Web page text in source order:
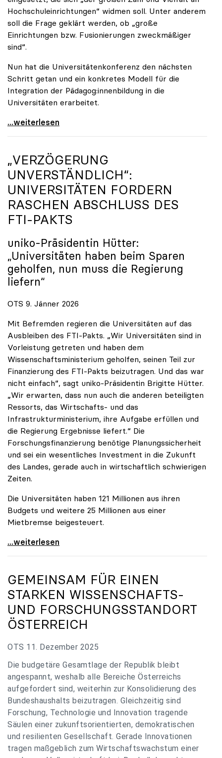
Hochschuleinrichtungen“ widmen soll. Unter anderem
soll die Frage geklärt werden, ob „große
Einrichtungen bzw. Fusionierungen zweckmäßiger
sind“.
Nun hat die Universitätenkonferenz den nächsten
Schritt getan und ein konkretes Modell für die
Integration der Pädagog:innenbildung in die
Universitäten erarbeitet.
Schools of Education an den Universitäten: Für
...weiterlesen
„VERZÖGERUNG
UNVERSTÄNDLICH“:
UNIVERSITÄTEN FORDERN
RASCHEN ABSCHLUSS DES
FTI-PAKTS
uniko-Präsidentin Hütter:
„Universitäten haben beim Sparen
geholfen, nun muss die Regierung
liefern“
OTS 9. Jänner 2026
Mit Befremden regieren die Universitäten auf das
Ausbleiben des FTI-Pakts. „Wir Universitäten sind in
Vorleistung getreten und haben dem
Wissenschaftsministerium geholfen, seinen Teil zur
Finanzierung des FTI-Pakts beizutragen. Und das war
nicht einfach“, sagt uniko-Präsidentin Brigitte Hütter.
„Wir erwarten, dass nun auch die anderen beteiligten
Ressorts, das Wirtschafts- und das
Infrastrukturministerium, ihre Aufgabe erfüllen und
die Regierung Ergebnisse liefert.“ Die
Forschungsfinanzierung benötige Planungssicherheit
und sei ein wesentliches Investment in die Zukunft
des Landes, gerade auch in wirtschaftlich schwierigen
Zeiten.
Die Universitäten haben 121 Millionen aus ihren
Budgets und weitere 25 Millionen aus einer
Mietbremse beigesteuert.
„Verzögerung unverständlich“: Universitäten
...weiterlesen
GEMEINSAM FÜR EINEN
STARKEN WISSENSCHAFTS-
UND FORSCHUNGSSTANDORT
ÖSTERREICH
OTS 11. Dezember 2025
Die budgetäre Gesamtlage der Republik bleibt
angespannt, weshalb alle Bereiche Österreichs
aufgefordert sind, weiterhin zur Konsolidierung des
Bundeshaushalts beizutragen. Gleichzeitig sind
Forschung, Technologie und Innovation tragende
Säulen einer zukunftsorientierten, demokratischen
und resilienten Gesellschaft. Gerade Innovationen
tragen maßgeblich zum Wirtschaftswachstum einer